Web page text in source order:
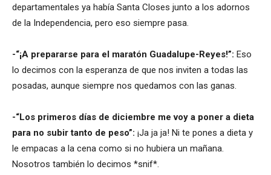
departamentales ya había Santa Closes junto a los adornos
de la Independencia, pero eso siempre pasa.
-“¡A prepararse para el maratón Guadalupe-Reyes!”: Eso
lo decimos con la esperanza de que nos inviten a todas las
posadas, aunque siempre nos quedamos con las ganas.
-“Los primeros días de diciembre me voy a poner a dieta
para no subir tanto de peso”: ¡Ja ja ja! Ni te pones a dieta y
le empacas a la cena como si no hubiera un mañana.
Nosotros también lo decimos *snif*.